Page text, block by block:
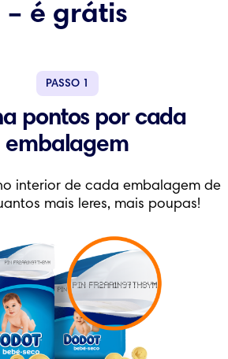
– é grátis
PASSO 1
pontos por cada
embalagem
interior de cada embalagem de
mais leres, mais poupas!